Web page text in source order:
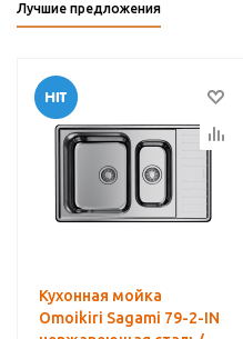
Лучшие предложения
Кухонная мойка
Omoikiri Sagami 79-2-IN